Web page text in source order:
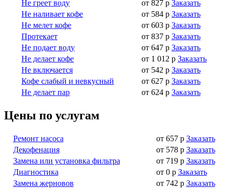
Не греет воду от 827 р Заказать
Не наливает кофе
от 584 р Заказать
Не мелет кофе
от 603 р Заказать
Протекает
от 837 р Заказать
Не подает воду
от 647 р Заказать
Не делает кофе
от 1 012 р Заказать
Не включается
от 542 р Заказать
Кофе слабый и невкусный
от 627 р Заказать
Не делает пар
от 624 р Заказать
Цены по услугам
Ремонт насоса от 657 р Заказать
Декофенация
от 578 р Заказать
Замена или установка фильтра
от 719 р Заказать
Диагностика
от 0 р Заказать
Замена жерновов
от 742 р Заказать